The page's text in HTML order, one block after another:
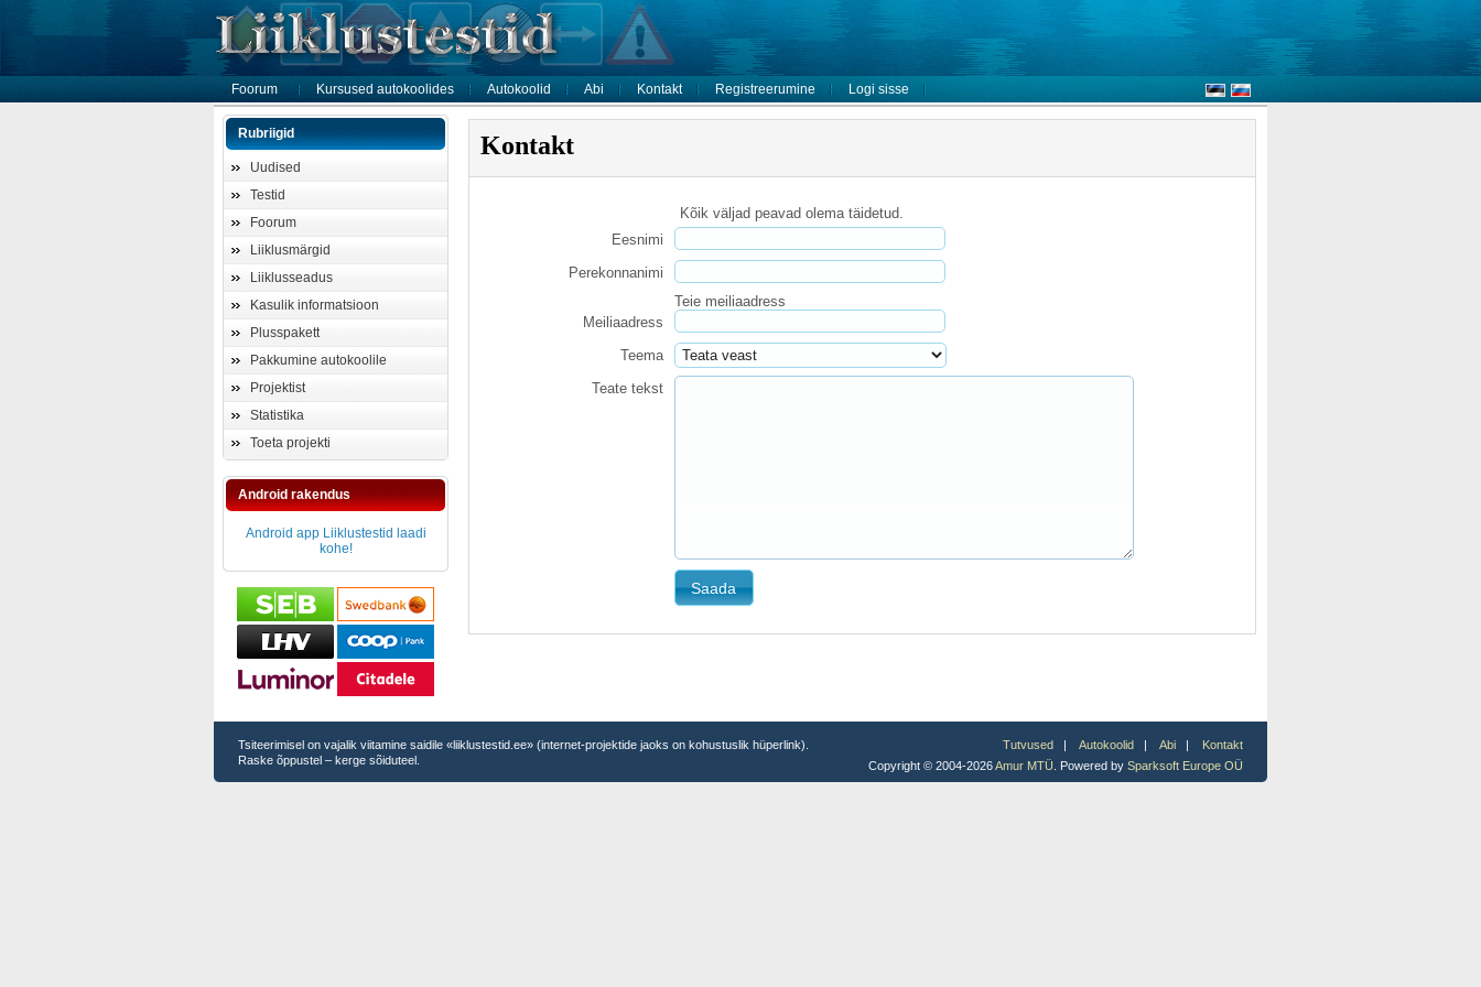
Foorum Kursused autokoolides Autokoolid Abi Kontakt Registreerumine Logi sisse
Rubriigid
Uudised
Testid
Foorum
Liiklusmärgid
Liiklusseadus
Kasulik informatsioon
Plusspakett
Pakkumine autokoolile
Projektist
Statistika
Toeta projekti
Android rakendus
Android app Liiklustestid laadi
kohe!
Kontakt
Kõik väljad peavad olema täidetud.
Eesnimi
Perekonnanimi
Teie meiliaadress
Meiliaadress
Teema
Teate tekst
Saada
Tsiteerimisel on vajalik viitamine saidile «liiklustestid.ee» (internet-projektide jaoks on kohustuslik hüperlink).
Raske õppustel – kerge sõiduteel.
Tutvused | Autokoolid | Abi | Kontakt
Copyright © 2004-2026Amur MTÜ . Powered by Sparksoft Europe OÜ